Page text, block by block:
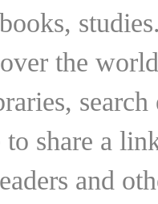
the
share a
and